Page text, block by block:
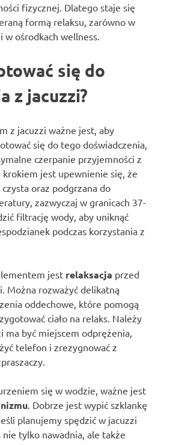
fizycznej. Dlatego staje się
formą relaksu, zarówno w
w ośrodkach wellness.
się do
z jacuzzi?
z jacuzzi ważne jest, aby
się do tego doświadczenia,
czerpanie przyjemności z
krokiem jest upewnienie się, że
oraz podgrzana do
zazwyczaj w granicach 37-
filtrację wody, aby uniknąć
podczas korzystania z
jest relaksacja przed
Można rozważyć delikatną
oddechowe, które pomogą
ciało na relaks. Należy
ma być miejscem odprężenia,
telefon i zrezygnować z
się w wodzie, ważne jest
. Dobrze jest wypić szklankę
planujemy spędzić w jacuzzi
nie tylko nawadnia, ale także